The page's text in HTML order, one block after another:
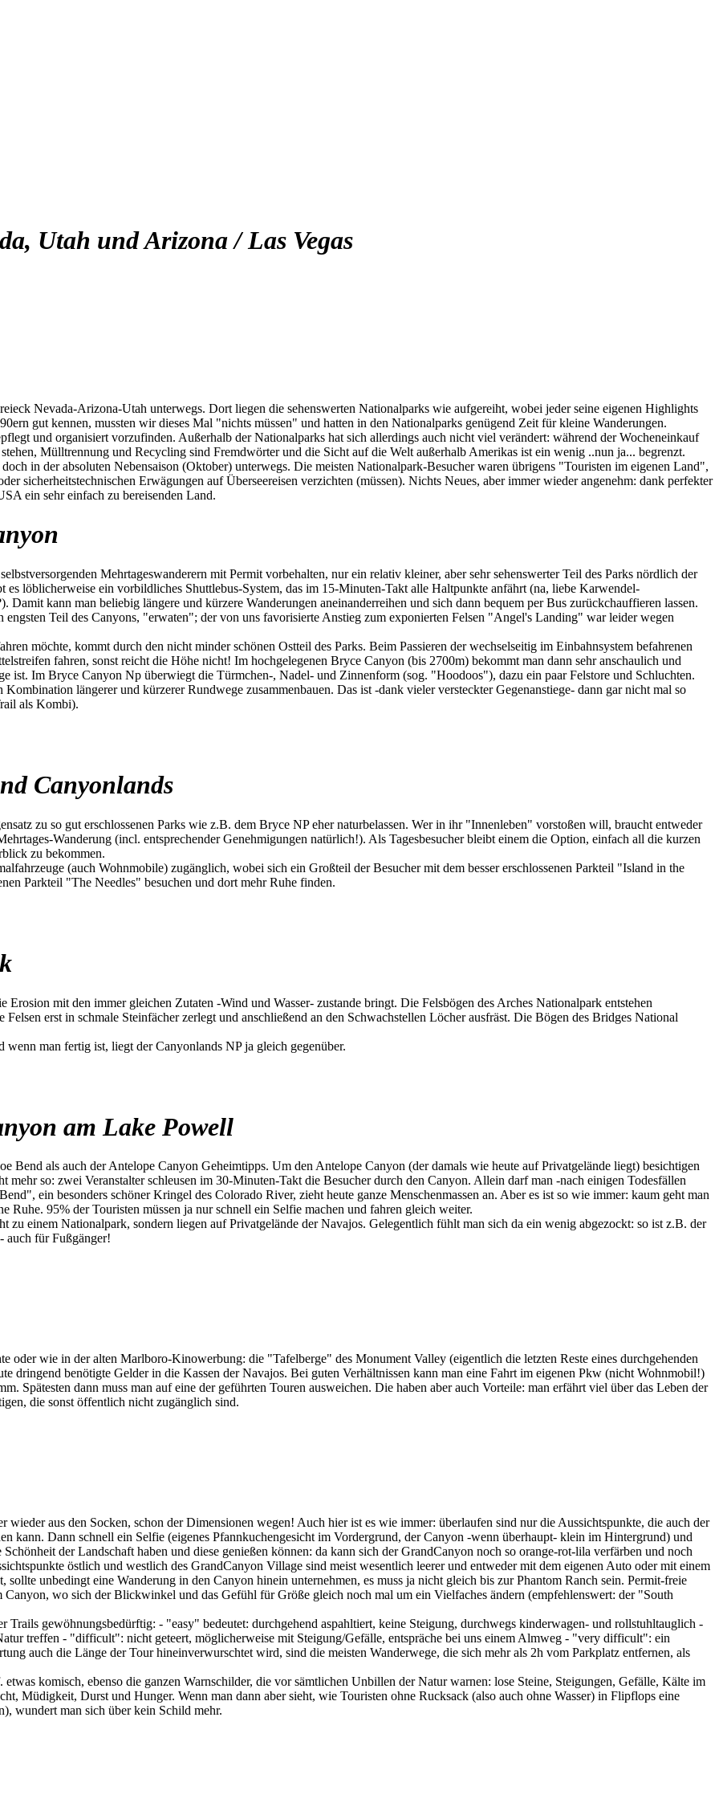
Utah und Arizona / Las Vegas
Nevada-Arizona-Utah unterwegs. Dort liegen die sehenswerten Nationalparks wie aufgereiht, wobei jeder seine eigenen Highlights
gut kennen, mussten wir dieses Mal "nichts müssen" und hatten in den Nationalparks genügend Zeit für kleine Wanderungen.
und organisiert vorzufinden. Außerhalb der Nationalparks hat sich allerdings auch nicht viel verändert: während der Wocheneinkauf
Mülltrennung und Recycling sind Fremdwörter und die Sicht auf die Welt außerhalb Amerikas ist ein wenig ..nun ja... begrenzt.
in der absoluten Nebensaison (Oktober) unterwegs. Die meisten Nationalpark-Besucher waren übrigens "Touristen im eigenen Land",
sicherheitstechnischen Erwägungen auf Überseereisen verzichten (müssen). Nichts Neues, aber immer wieder angenehm: dank perfekter
ein sehr einfach zu bereisenden Land.
Mehrtageswanderern mit Permit vorbehalten, nur ein relativ kleiner, aber sehr sehenswerter Teil des Parks nördlich der
es löblicherweise ein vorbildliches Shuttlebus-System, das im 15-Minuten-Takt alle Haltpunkte anfährt (na, liebe Karwendel-
kann man beliebig längere und kürzere Wanderungen aneinanderreihen und sich dann bequem per Bus zurückchauffieren lassen.
Teil des Canyons, "erwaten"; der von uns favorisierte Anstieg zum exponierten Felsen "Angel's Landing" war leider wegen
möchte, kommt durch den nicht minder schönen Ostteil des Parks. Beim Passieren der wechselseitig im Einbahnsystem befahrenen
fahren, sonst reicht die Höhe nicht! Im hochgelegenen Bryce Canyon (bis 2700m) bekommt man dann sehr anschaulich und
ist. Im Bryce Canyon Np überwiegt die Türmchen-, Nadel- und Zinnenform (sog. "Hoodoos"), dazu ein paar Felstore und Schluchten.
längerer und kürzerer Rundwege zusammenbauen. Das ist -dank vieler versteckter Gegenanstiege- dann gar nicht mal so
als Kombi).
Canyonlands
zu so gut erschlossenen Parks wie z.B. dem Bryce NP eher naturbelassen. Wer in ihr "Innenleben" vorstoßen will, braucht entweder
Wanderung (incl. entsprechender Genehmigungen natürlich!). Als Tagesbesucher bleibt einem die Option, einfach all die kurzen
zu bekommen.
(auch Wohnmobile) zugänglich, wobei sich ein Großteil der Besucher mit dem besser erschlossenen Parkteil "Island in the
Parkteil "The Needles" besuchen und dort mehr Ruhe finden.
mit den immer gleichen Zutaten -Wind und Wasser- zustande bringt. Die Felsbögen des Arches Nationalpark entstehen
erst in schmale Steinfächer zerlegt und anschließend an den Schwachstellen Löcher ausfräst. Die Bögen des Bridges National
man fertig ist, liegt der Canyonlands NP ja gleich gegenüber.
am Lake Powell
Bend als auch der Antelope Canyon Geheimtipps. Um den Antelope Canyon (der damals wie heute auf Privatgelände liegt) besichtigen
mehr so: zwei Veranstalter schleusen im 30-Minuten-Takt die Besucher durch den Canyon. Allein darf man -nach einigen Todesfällen
ein besonders schöner Kringel des Colorado River, zieht heute ganze Menschenmassen an. Aber es ist so wie immer: kaum geht man
Ruhe. 95% der Touristen müssen ja nur schnell ein Selfie machen und fahren gleich weiter.
zu einem Nationalpark, sondern liegen auf Privatgelände der Navajos. Gelegentlich fühlt man sich da ein wenig abgezockt: so ist z.B. der
auch für Fußgänger!
oder wie in der alten Marlboro-Kinowerbung: die "Tafelberge" des Monument Valley (eigentlich die letzten Reste eines durchgehenden
dringend benötigte Gelder in die Kassen der Navajos. Bei guten Verhältnissen kann man eine Fahrt im eigenen Pkw (nicht Wohnmobil!)
Spätesten dann muss man auf eine der geführten Touren ausweichen. Die haben aber auch Vorteile: man erfährt viel über das Leben der
die sonst öffentlich nicht zugänglich sind.
aus den Socken, schon der Dimensionen wegen! Auch hier ist es wie immer: überlaufen sind nur die Aussichtspunkte, die auch der
kann. Dann schnell ein Selfie (eigenes Pfannkuchengesicht im Vordergrund, der Canyon -wenn überhaupt- klein im Hintergrund) und
der Landschaft haben und diese genießen können: da kann sich der GrandCanyon noch so orange-rot-lila verfärben und noch
östlich und westlich des GrandCanyon Village sind meist wesentlich leerer und entweder mit dem eigenen Auto oder mit einem
unbedingt eine Wanderung in den Canyon hinein unternehmen, es muss ja nicht gleich bis zur Phantom Ranch sein. Permit-freie
wo sich der Blickwinkel und das Gefühl für Größe gleich noch mal um ein Vielfaches ändern (empfehlenswert: der "South
gewöhnungsbedürftig: - "easy" bedeutet: durchgehend aspahltiert, keine Steigung, durchwegs kinderwagen- und rollstuhltauglich -
treffen - "difficult": nicht geteert, möglicherweise mit Steigung/Gefälle, entspräche bei uns einem Almweg - "very difficult": ein
auch die Länge der Tour hineinverwurschtet wird, sind die meisten Wanderwege, die sich mehr als 2h vom Parkplatz entfernen, als
komisch, ebenso die ganzen Warnschilder, die vor sämtlichen Unbillen der Natur warnen: lose Steine, Steigungen, Gefälle, Kälte im
Müdigkeit, Durst und Hunger. Wenn man dann aber sieht, wie Touristen ohne Rucksack (also auch ohne Wasser) in Flipflops eine
wundert man sich über kein Schild mehr.